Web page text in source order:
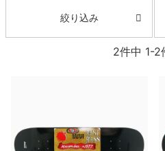
絞り込み
2件中 1-2
7.7inch
8.0inch
7.8inch
8.1inch
56mm
59mm
ボーンズ XF（エックスフォー
ラ）
ベアリング
パーツ・その他
24cm
25.5cm
インソール
トレーナー・セーター
長袖ボタンシャツ
ブランド紹介
求人情報